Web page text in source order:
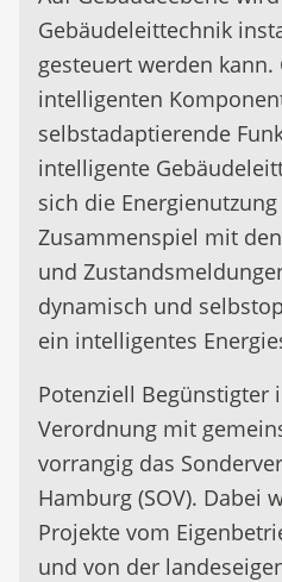
Gebäudeleittechnik
gesteuert werden
intelligenten
selbstadaptierende
intelligente
sich die
Zusammenspiel mit
und
dynamisch und
ein intelligentes
Potenziell Begünstigter
Verordnung mit
vorrangig das
Hamburg (SOV). Dabei
Projekte vom
und von der